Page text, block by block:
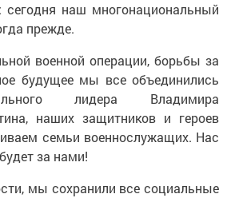
сегодня наш многонациональный
прежде.
военной операции, борьбы за
будущее мы все объединились
лидера Владимира
наших защитников и героев
семьи военнослужащих. Нас
за нами!
мы сохранили все социальные